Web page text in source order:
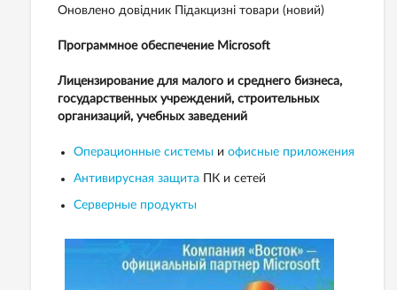
Оновлено довідник Підакцизні товари (новий)
Программное обеспечение Microsoft
Лицензирование для малого и среднего бизнеса,
государственных учреждений, строительных
организаций, учебных заведений
Операционные системы и офисные приложения
Антивирусная защита ПК и сетей
Серверные продукты